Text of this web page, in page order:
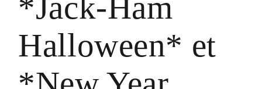
Halloween* et